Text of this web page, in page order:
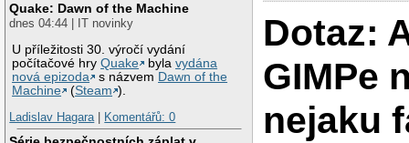
Quake: Dawn of the Machine
dnes 04:44 | IT novinky
U příležitosti 30. výročí vydání
počítačové hryQuake bylavydána
nová epizoda
s názvem Dawn of the
Machine
(Steam ).
Ladislav Hagara| Komentářů: 0
Dotaz:
GIMPe
nejaku